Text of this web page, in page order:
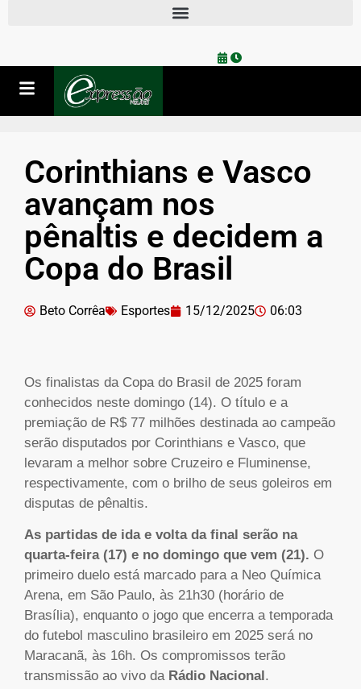
Corinthians e Vasco
avançam nos
pênaltis e decidem a
Copa do Brasil
Beto Corrêa Esportes 15/12/2025 06:03
Os finalistas da Copa do Brasil de 2025 foram
conhecidos neste domingo (14). O título e a
premiação de R$ 77 milhões destinada ao campeão
serão disputados por Corinthians e Vasco, que
levaram a melhor sobre Cruzeiro e Fluminense,
respectivamente, com o brilho de seus goleiros em
disputas de pênaltis.
As partidas de ida e volta da final serão na
quarta-feira (17) e no domingo que vem (21). O
primeiro duelo está marcado para a Neo Química
Arena, em São Paulo, às 21h30 (horário de
Brasília), enquanto o jogo que encerra a temporada
do futebol masculino brasileiro em 2025 será no
Maracanã, às 16h. Os compromissos terão
transmissão ao vivo da Rádio Nacional.